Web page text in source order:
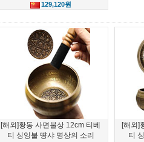
129,120원
[해외]황동 사면불상 12cm 티베
티 싱잉불 땽샤 명상의 소리
[해외]
티